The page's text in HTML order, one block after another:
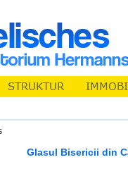
Glasul Bisericii din